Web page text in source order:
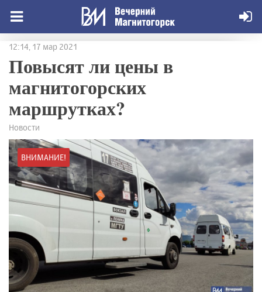
12:14, 17 мар 2021
Повысят ли цены в
магнитогорских
маршрутках?
Новости
ВНИМАНИЕ!